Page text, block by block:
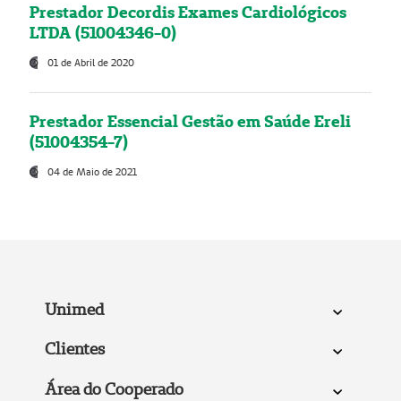
Prestador Decordis Exames Cardiológicos
LTDA (51004346-0)
01 de Abril de 2020
Prestador Essencial Gestão em Saúde Ereli
(51004354-7)
04 de Maio de 2021
Unimed
Clientes
Área do Cooperado